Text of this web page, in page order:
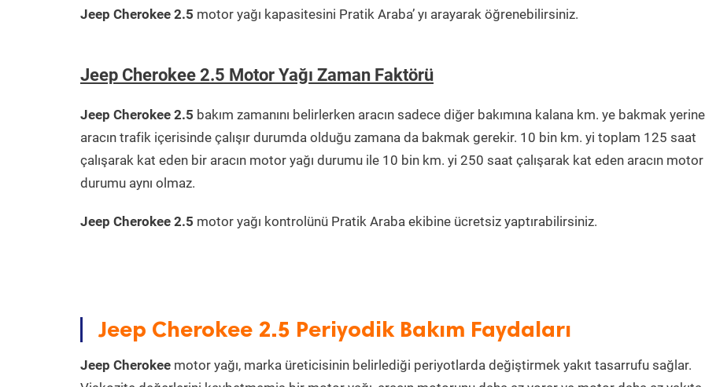
Jeep Cherokee 2.5 motor yağı kapasitesini Pratik Araba’ yı arayarak öğrenebilirsiniz.
Jeep Cherokee 2.5 Motor Yağı Zaman Faktörü
Jeep Cherokee 2.5 bakım zamanını belirlerken aracın sadece diğer bakımına kalana km. ye bakmak yerine
aracın trafik içerisinde çalışır durumda olduğu zamana da bakmak gerekir. 10 bin km. yi toplam 125 saat
çalışarak kat eden bir aracın motor yağı durumu ile 10 bin km. yi 250 saat çalışarak kat eden aracın motor
durumu aynı olmaz.
Jeep Cherokee 2.5 motor yağı kontrolünü Pratik Araba ekibine ücretsiz yaptırabilirsiniz.
Jeep Cherokee 2.5 Periyodik Bakım Faydaları
Jeep Cherokee motor yağı, marka üreticisinin belirlediği periyotlarda değiştirmek yakıt tasarrufu sağlar.